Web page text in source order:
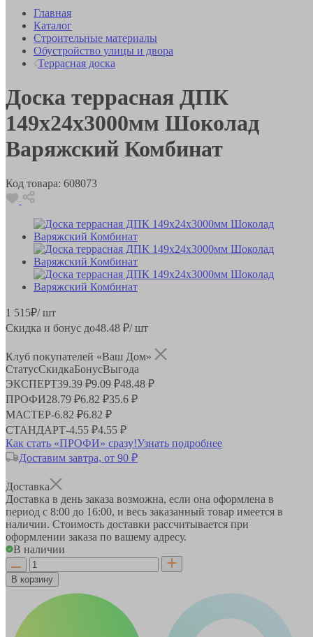
Главная
Каталог
Строительные материалы
Обустройство улицы и двора
Террасная доска
Доска террасная ДПК
149х24х3000мм Шоколад
Варяжский Комбинат
Код товара: 608073
1 515₽/ шт
Скидка и бонус до48.48 ₽/ шт
Клуб покупателей «Ваш Дом»
СтатусСкидкаБонусВыгода
ЭКСПЕРТ39.39 ₽9.09 ₽48.48 ₽
ПРОФИ28.79 ₽6.82 ₽35.6 ₽
МАСТЕР-6.82 ₽6.82 ₽
СТАНДАРТ-4.55 ₽4.55 ₽
Как стать «ПРОФИ» сразу!Узнать подробнее
Доставим завтра, от 90 ₽
Доставка
Доставка в день заказа возможна, если она оформлена в
период с 8:00 до 16:00, и весь заказанный товар имеется в
наличии. Стоимость доставки рассчитывается при
оформлении заказа по вашему адресу.
В наличии
В корзину